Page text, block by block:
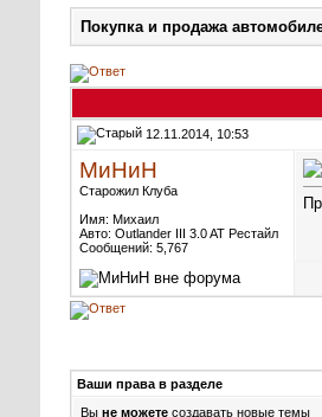
Покупка и продажа
12.11.2014, 10:53
МиНиН
Старожил Клуба
Имя: Михаил
Авто: Outlander III 3.0 AT Рестайл
Сообщений: 5,767
Ваши права в разделе
Вы не можете создавать новые темы